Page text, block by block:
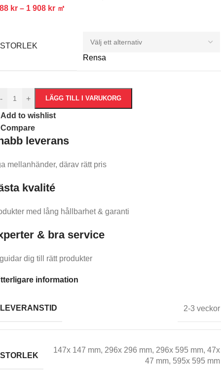
kr – 1 908 kr ㎡
STORLEK
Rensa
- + LÄGG TILL I VARUKORG
Add to wishlist
Compare
leverans​
mellanhänder, därav rätt pris
kvalité
med lång hållbarhet & garanti
& bra service
dig till rätt produkter
information
LEVERANSTID 2-3 veckor
STORLEK
147x 147 mm, 296x 296 mm, 296x 595 mm, 47x
47 mm, 595x 595 mm